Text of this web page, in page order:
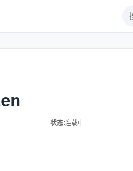
状态:连载中